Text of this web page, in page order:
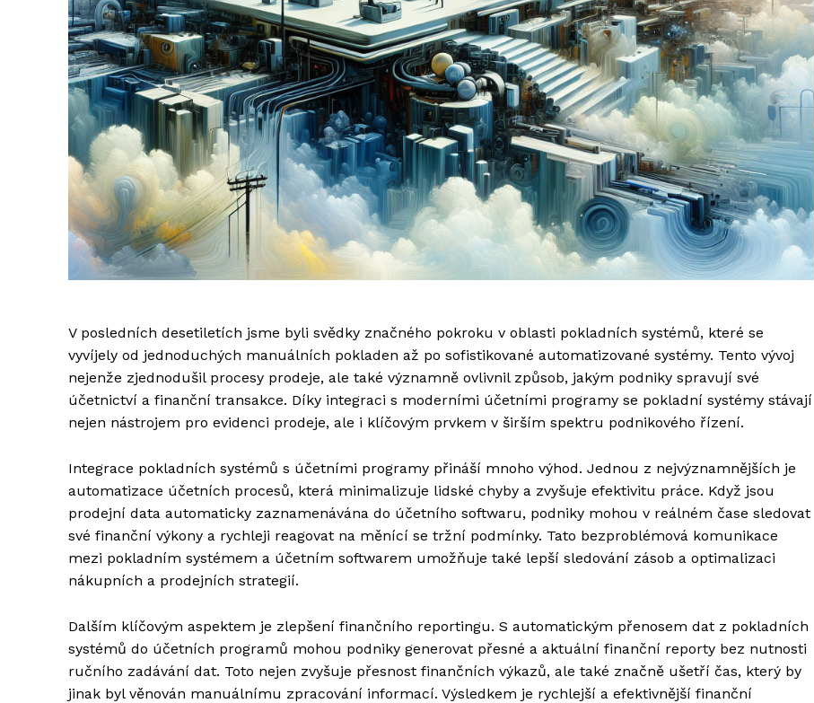
V posledních desetiletích jsme byli svědky značného pokroku v oblasti pokladních systémů, které se
vyvíjely od jednoduchých manuálních pokladen až po sofistikované automatizované systémy. Tento vývoj
nejenže zjednodušil procesy prodeje, ale také významně ovlivnil způsob, jakým podniky spravují své
účetnictví a finanční transakce. Díky integraci s moderními účetními programy se pokladní systémy stávají
nejen nástrojem pro evidenci prodeje, ale i klíčovým prvkem v širším spektru podnikového řízení.
Integrace pokladních systémů s účetními programy přináší mnoho výhod. Jednou z nejvýznamnějších je
automatizace účetních procesů, která minimalizuje lidské chyby a zvyšuje efektivitu práce. Když jsou
prodejní data automaticky zaznamenávána do účetního softwaru, podniky mohou v reálném čase sledovat
své finanční výkony a rychleji reagovat na měnící se tržní podmínky. Tato bezproblémová komunikace
mezi pokladním systémem a účetním softwarem umožňuje také lepší sledování zásob a optimalizaci
nákupních a prodejních strategií.
Dalším klíčovým aspektem je zlepšení finančního reportingu. S automatickým přenosem dat z pokladních
systémů do účetních programů mohou podniky generovat přesné a aktuální finanční reporty bez nutnosti
ručního zadávání dat. Toto nejen zvyšuje přesnost finančních výkazů, ale také značně ušetří čas, který by
jinak byl věnován manuálnímu zpracování informací. Výsledkem je rychlejší a efektivnější finanční